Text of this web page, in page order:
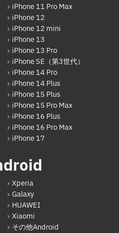
6世代）
1世代）
iPhone 11 Pro Max
iPhone 12
iPhone 12 mini
iPhone 13
iPhone 13 Pro
iPhone SE（第3世代）
iPhone 14 Pro
iPhone 14 Plus
iPhone 15 Plus
iPhone 15 Pro Max
iPhone 16 Plus
iPhone 16 Pro Max
iPhone 17
Xperia
Galaxy
HUAWEI
Xiaomi
その他Android